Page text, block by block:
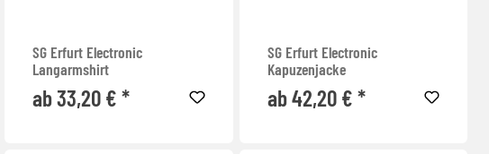
SG Erfurt Electronic
Langarmshirt
ab 33,20 € *
SG Erfurt Electronic
Kapuzenjacke
ab 42,20 € *